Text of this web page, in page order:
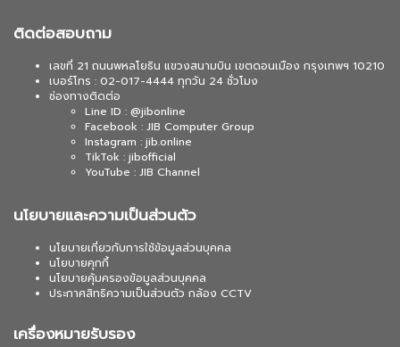
ติดต่อสอบถาม
เลขที่ 21 ถนนพหลโยธิน แขวงสนามบิน เขตดอนเมือง กรุงเทพฯ 10210
เบอร์โทร : 02-017-4444 ทุกวัน 24 ชั่วโมง
ช่องทางติดต่อ
Line ID : @jibonline
Facebook : JIB Computer Group
Instagram : jib.online
TikTok : jibofficial
YouTube : JIB Channel
นโยบายและความเป็นส่วนตัว
นโยบายเกี่ยวกับการใช้ข้อมูลส่วนบุคคล
นโยบายคุกกี้
นโยบายคุ้มครองข้อมูลส่วนบุคคล
ประกาศสิทธิความเป็นส่วนตัว กล้อง CCTV
เครื่องหมายรับรอง